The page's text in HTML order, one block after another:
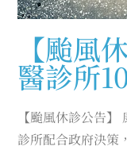
【颱風
醫診所
【颱風休診公告
診所配合政府決策